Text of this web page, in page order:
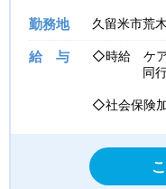
勤務地 久留米市荒
給 与
◇時給 ケ
同行・
◇社会保険